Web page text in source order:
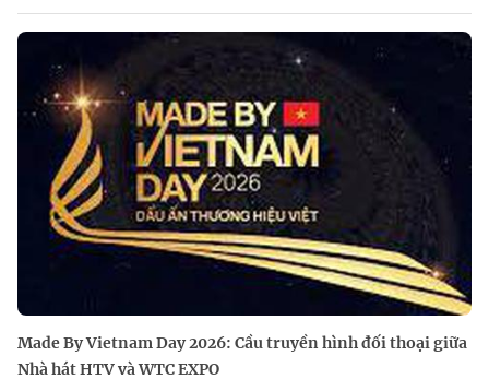
Made By Vietnam Day 2026: Cầu truyền hình đối thoại giữa
Nhà hát HTV và WTC EXPO